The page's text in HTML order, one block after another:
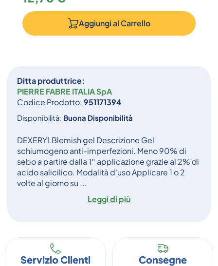
Ditta produttrice:
PIERRE FABRE ITALIA SpA
Codice Prodotto: 951171394
Disponibilità: Buona Disponibilità
DEXERYLBlemish gel Descrizione Gel
schiumogeno anti-imperfezioni. Meno 90% di
sebo a partire dalla 1° applicazione grazie al 2% di
acido salicilico. Modalità d'uso Applicare 1 o 2
volte al giorno su ...
Leggi di più
Aggiungi al Carrello
Servizio Clienti Consegne